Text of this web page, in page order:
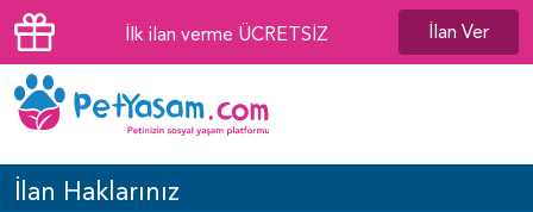
İlk ilan verme ÜCRETSİZ İlan Ver
İlan Haklarınız